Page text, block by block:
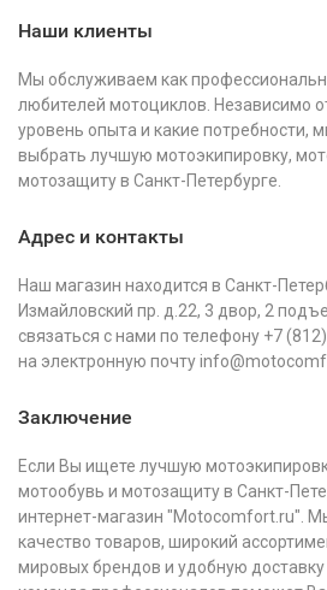
Наши клиенты
Мы обслуживаем как
любителей мотоциклов. Независимо
уровень опыта и какие потребности,
выбрать лучшую мотоэкипировку,
мотозащиту в Санкт-Петербурге.
Адрес и контакты
Наш магазин находится в Санкт-
Измайловский пр. д.22, 3 двор, 2
связаться с нами по телефону +7
на электронную почту
Заключение
Если Вы ищете лучшую
мотообувь и мотозащиту в Санкт-
интернет-магазин "Motocomfort.ru".
качество товаров, широкий
мировых брендов и удобную